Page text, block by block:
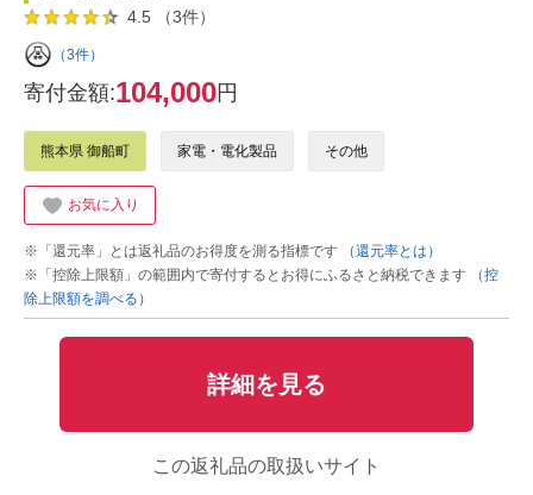
4.5 （3件）
（3件）
寄付金額:104,000円
熊本県 御船町 家電・電化製品 その他
お気に入り
※「還元率」とは返礼品のお得度を測る指標です
（還元率とは）
※「控除上限額」の範囲内で寄付するとお得にふるさと納税できます
（控
除上限額を調べる）
詳細を見る
この返礼品の取扱いサイト